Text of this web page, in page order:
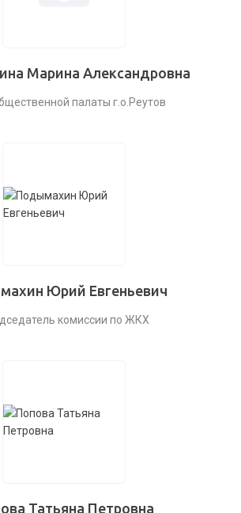
Марина Александровна
палаты г.о.Реутов
Юрий Евгеньевич
комиссии по ЖКХ
Татьяна Петровна